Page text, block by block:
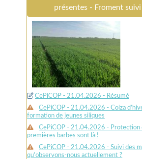
présentes - Froment
CePiCOP - 21.04.2026 - Résumé
CePiCOP - 21.04.2026 - Colza
formation de jeunes siliques
CePiCOP - 21.04.2026 - Protection
premières barbes sont là !
CePiCOP - 21.04.2026 - Suivi des
qu’observons-nous actuellement ?